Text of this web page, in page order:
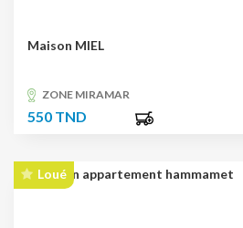
Maison MIEL
ZONE MIRAMAR
550 TND
Loué